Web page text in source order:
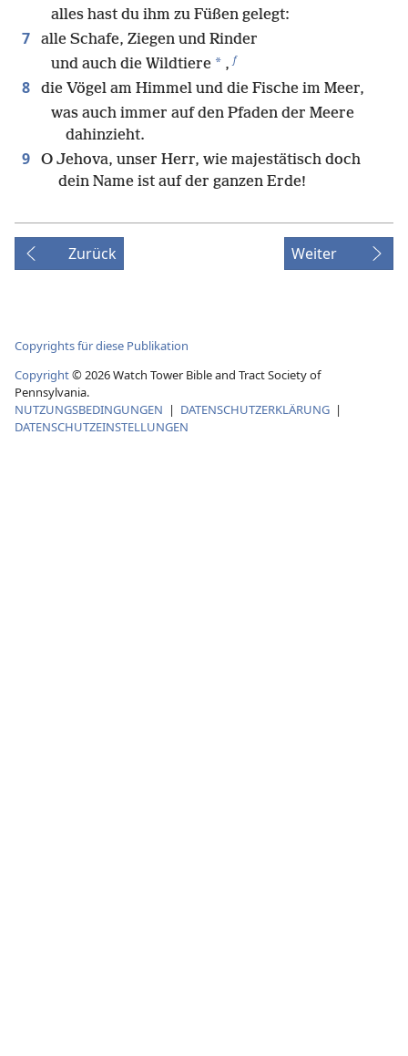
alles hast du ihm zu Füßen gelegt:
7
alle Schafe, Ziegen und Rinder
und auch die Wildtiere * , f
8
die Vögel am Himmel und die Fische im Meer,
was auch immer auf den Pfaden der Meere
dahinzieht.
9
O Jehova, unser Herr, wie majestätisch doch
dein Name ist auf der ganzen Erde!
Zurück Weiter
Copyrights für diese Publikation
Copyright©2026Watch Tower Bible and Tract Society of
Pennsylvania.
NUTZUNGSBEDINGUNGEN | DATENSCHUTZERKLÄRUNG |
DATENSCHUTZEINSTELLUNGEN